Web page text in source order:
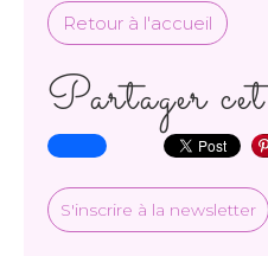
Retour à l'accueil
Partager
S'inscrire à la newsletter